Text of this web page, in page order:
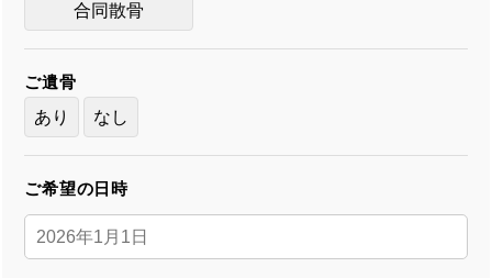
合同散骨
ご遺骨
あり
なし
ご希望の日時